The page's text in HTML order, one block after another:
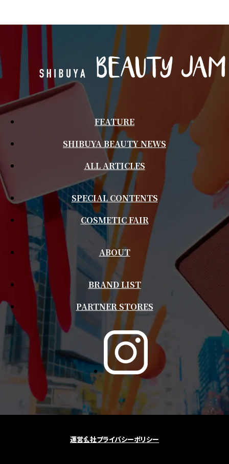
FEATURE
SHIBUYA BEAUTY NEWS
ALL ARTICLES
SPECIAL CONTENTS
COSMETIC FAIR
ABOUT
BRAND LIST
PARTNER STORES
運営会社プライバシーポリシー